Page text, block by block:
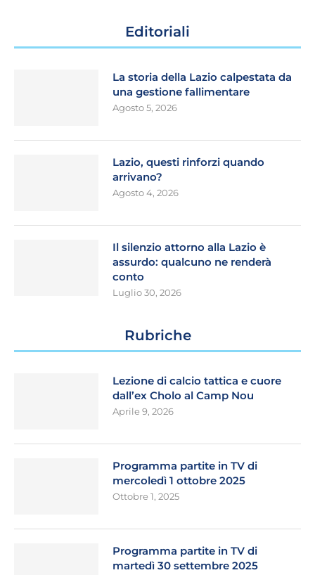
Editoriali
La storia della Lazio calpestata da
una gestione fallimentare
Agosto 5, 2026
Lazio, questi rinforzi quando
arrivano?
Agosto 4, 2026
Il silenzio attorno alla Lazio è
assurdo: qualcuno ne renderà
conto
Luglio 30, 2026
Rubriche
Lezione di calcio tattica e cuore
dall’ex Cholo al Camp Nou
Aprile 9, 2026
Programma partite in TV di
mercoledì 1 ottobre 2025
Ottobre 1, 2025
Programma partite in TV di
martedì 30 settembre 2025